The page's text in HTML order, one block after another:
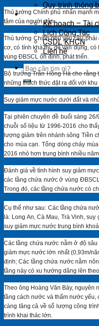
Quy trình thông
Khác
Kế hoạch – Tài
Lịch Công Tác
CSDL KHCN
Liên hệ
Thủ tướng Chính phủ nhấn mạnh
tâm của người dân.
Thủ tướng Chính phủ yêu cầu
cơ, có tính khả thi, dễ vận dụng,
vùng ĐBSCL ổn định, phát triển.
Bộ trưởng Trần Hồng Hà cho
những thách thức đặt ra đối với
Suy giảm mực nước dưới đất và
Tại phiên chuyên đề buổi sáng
chuỗi số liệu từ 1996-2016 cho
lượng giảm trên nhánh sông Tiền
cho mùa cạn. Tổng dòng chảy
2016 nhỏ hơn trung bình nhiều
Đánh giá về tình hình suy giảm
các tầng chứa nước ở vùng
Trong đó, các tầng chứa nước có
Cụ thể như sau: Các tầng chứa
là: Long An, Cà Mau, Trà Vinh,
suy giảm mực nước trung bình
Các tầng chứa nước nằm ở độ
giảm mực nước lớn nhất (0,93m/
định; Các tầng chứa nước nằm
tầng này có xu hướng dâng lên
Theo ông Hoàng Văn Bảy, nguyên
tầng cách nước và thấm nước
càng tăng cả về số lượng công
trình khai thác lớn.